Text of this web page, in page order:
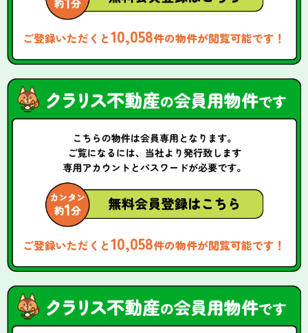
ご登録いただくと10,058件の物件が閲覧可能です！
ご登録いただくと10,058件の物件が閲覧可能です！